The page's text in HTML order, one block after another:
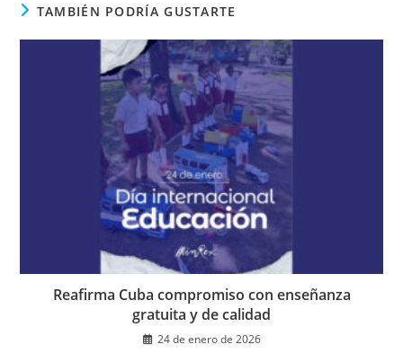
TAMBIÉN PODRÍA GUSTARTE
Reafirma Cuba compromiso con enseñanza
gratuita y de calidad
24 de enero de 2026